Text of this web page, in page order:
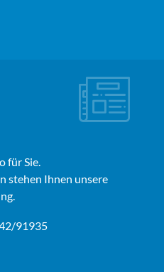
für Sie.
stehen Ihnen unsere
91935